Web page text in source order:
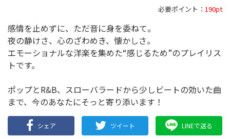
必要ポイント： 190pt
感情を止めずに、ただ音に身を委ねて。
夜の静けさ、心のざわめき、懐かしさ。
エモーショナルな洋楽を集めた“感じるため”のプレイリス
トです。
ポップとR&B、スローバラードから少しビートの効いた曲
まで、今のあなたにそっと寄り添います！
シェア ツイート LINEで送る